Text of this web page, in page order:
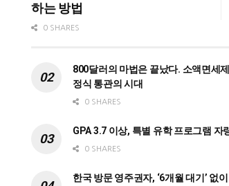
하는 방법
0 SHARES
800달러의 마법은 끝났다. 소액면세
정식 통관의 시대
0 SHARES
GPA 3.7 이상, 특별 유학 프로그램 자
0 SHARES
한국 방문 영주권자, ‘6개월 대기’ 없